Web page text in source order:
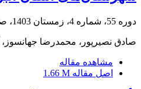
دوره 55، شماره 4، زمستان 1403، صفحه
صادق نصیرپور، محمدرضا
مشاهده مقاله
اصل مقاله 1.66 M